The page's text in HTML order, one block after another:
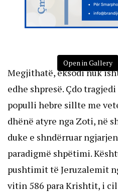
Open in Gallery
Megjithatë, eksodi nuk
edhe shpresë. Çdo
populli hebre sillte me
dhënë atyre nga Zoti, në
duke e shndërruar
paradigmë shpëtimi.
pushtimit të Jeruzalemit
vitin 586 para Krishtit, i